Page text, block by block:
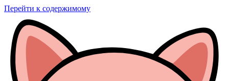
Перейти к содержимому